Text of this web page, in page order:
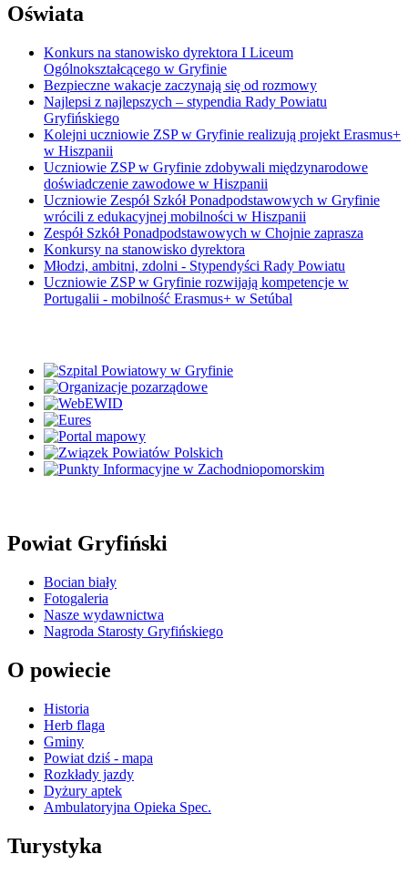
Oświata
Konkurs na stanowisko dyrektora I Liceum
Ogólnokształcącego w Gryfinie
Bezpieczne wakacje zaczynają się od rozmowy
Najlepsi z najlepszych – stypendia Rady Powiatu
Gryfińskiego
Kolejni uczniowie ZSP w Gryfinie realizują projekt Erasmus+
w Hiszpanii
Uczniowie ZSP w Gryfinie zdobywali międzynarodowe
doświadczenie zawodowe w Hiszpanii
Uczniowie Zespół Szkół Ponadpodstawowych w Gryfinie
wrócili z edukacyjnej mobilności w Hiszpanii
Zespół Szkół Ponadpodstawowych w Chojnie zaprasza
Konkursy na stanowisko dyrektora
Młodzi, ambitni, zdolni - Stypendyści Rady Powiatu
Uczniowie ZSP w Gryfinie rozwijają kompetencje w
Portugalii - mobilność Erasmus+ w Setúbal
Powiat Gryfiński
Bocian biały
Fotogaleria
Nasze wydawnictwa
Nagroda Starosty Gryfińskiego
O powiecie
Historia
Herb flaga
Gminy
Powiat dziś - mapa
Rozkłady jazdy
Dyżury aptek
Ambulatoryjna Opieka Spec.
Turystyka